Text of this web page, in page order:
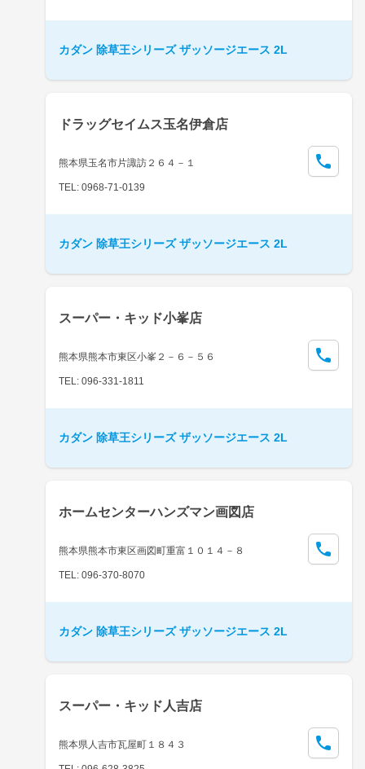
カダン 除草王シリーズ ザッソージエース 2L
ドラッグセイムス玉名伊倉店
熊本県玉名市片諏訪２６４－１
TEL: 0968-71-0139
カダン 除草王シリーズ ザッソージエース 2L
スーパー・キッド小峯店
熊本県熊本市東区小峯２－６－５６
TEL: 096-331-1811
カダン 除草王シリーズ ザッソージエース 2L
ホームセンターハンズマン画図店
熊本県熊本市東区画図町重富１０１４－８
TEL: 096-370-8070
カダン 除草王シリーズ ザッソージエース 2L
スーパー・キッド人吉店
熊本県人吉市瓦屋町１８４３